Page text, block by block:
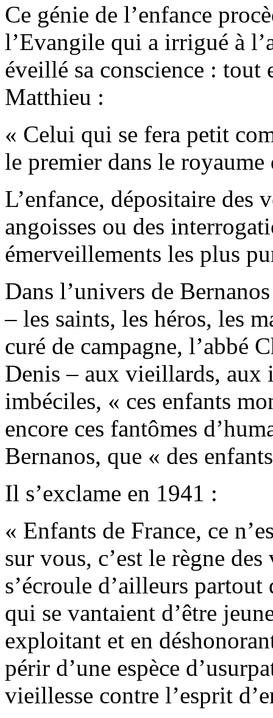
Ce génie de l’enfance
l’Evangile qui a irrigué à
éveillé sa conscience : tout
Matthieu :
« Celui qui se fera petit
le premier dans le royaume
L’enfance, dépositaire des
angoisses ou des
émerveillements les plus
Dans l’univers de
– les saints, les héros, les
curé de campagne, l’abbé
Denis – aux vieillards, aux
imbéciles, « ces enfants
encore ces fantômes
Bernanos, que « des
Il s’exclame en 1941 :
« Enfants de France, ce
sur vous, c’est le règne
s’écroule d’ailleurs
qui se vantaient d’être
exploitant et en
périr d’une espèce
vieillesse contre l’esprit